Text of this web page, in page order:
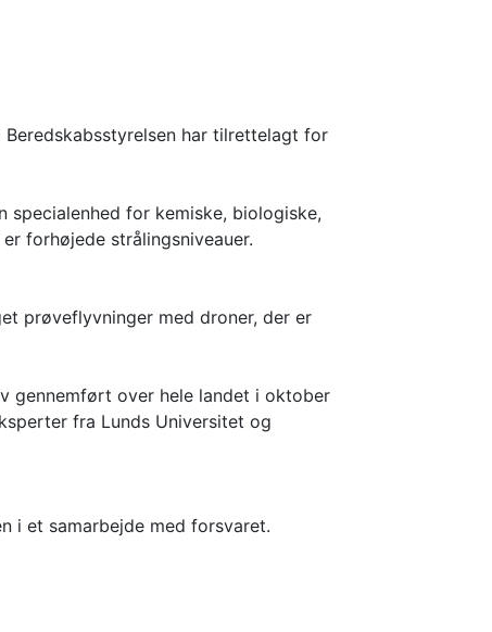
har tilrettelagt for
specialenhed for kemiske, biologiske,
forhøjede strålingsniveauer.
prøveflyvninger med droner, der er
gennemført over hele landet i oktober
fra Lunds Universitet og
i et samarbejde med forsvaret.